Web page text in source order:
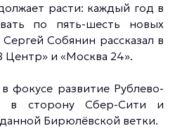
расти: каждый год в
по пять-шесть новых
Собянин рассказал в
Центр» и «Москва 24».
развитие Рублево-
в сторону Сбер-Сити и
Бирюлёвской ветки.